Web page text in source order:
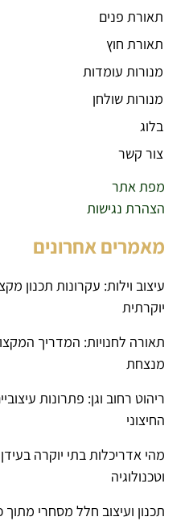
תאורת פנים
תאורת חוץ
מנורות עומדות
מנורות שולחן
בלוג
צור קשר
מפת אתר
הצהרת נגישות
מאמרים אחרונים
עיצוב וילות: עקרונות תכנון
יוקרתית
תאורה לחנויות: המדריך
מנצחת
ריהוט רחוב וגן: פתרונות
החיצוני
מהי אדריכלות בתי יוקרה
וטכנולוגיה
תכנון ועיצוב חלל מסחרי מתוך